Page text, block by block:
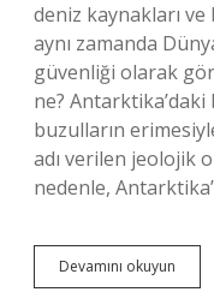
deniz kaynakları
aynı zamanda
güvenliği olarak
ne?
buzulların
adı verilen jeolojik
nedenle,
Devamını okuyun